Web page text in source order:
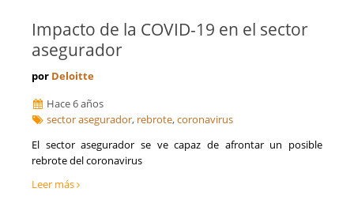
Impacto de la COVID-19 en el sector
asegurador
por Deloitte
Hace 6 años
sector asegurador, rebrote,coronavirus
El sector asegurador se ve capaz de afrontar un posible
rebrote del coronavirus
Leer más